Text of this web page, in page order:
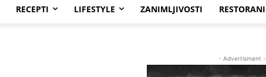
RECEPTI LIFESTYLE ZANIMLJIVOSTI RESTORANI
- Advertisment -